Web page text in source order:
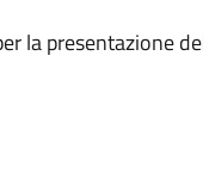
la presentazione